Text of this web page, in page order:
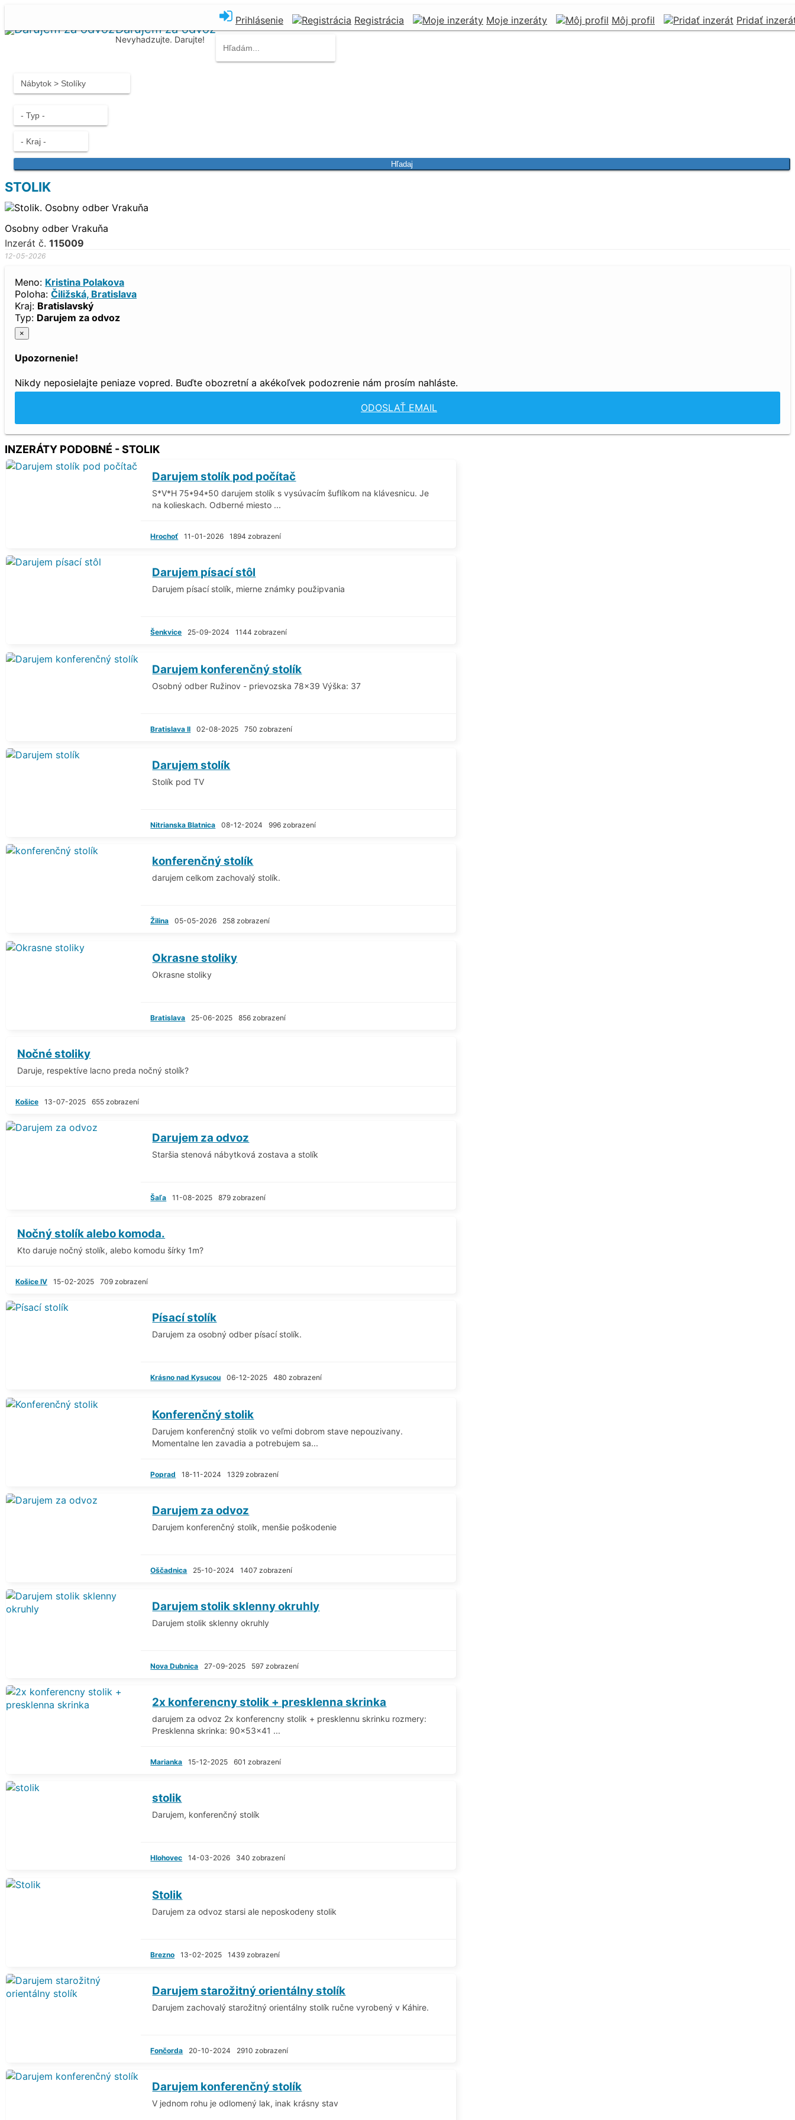
Prihlásenie Registrácia Moje inzeráty Môj profil Pridať
Darujem za odvoz
Nevyhadzujte. Darujte!
Hľadaj
STOLIK
Osobny odber Vrakuňa
Inzerát č. 115009
12-05-2026
Meno: Kristina Polakova
Poloha: Čiližská, Bratislava
Kraj: Bratislavský
Typ: Darujem za odvoz
×
Upozornenie!
Nikdy neposielajte peniaze vopred. Buďte obozretní a akékoľvek podozrenie nám prosím nahláste.
ODOSLAŤ EMAIL
INZERÁTY PODOBNÉ - STOLIK
Darujem stolík pod počítač
S*V*H 75*94*50 darujem stolík s vysúvacím šuflíkom na klávesnicu. Je
na kolieskach. Odberné miesto ...
Hrochoť 11-01-2026 1894 zobrazení
Darujem písací stôl
Darujem písací stolík, mierne známky použipvania
Šenkvice 25-09-2024 1144 zobrazení
Darujem konferenčný stolík
Osobný odber Ružinov - prievozska 78x39 Výška: 37
Bratislava II 02-08-2025 750 zobrazení
Darujem stolík
Stolík pod TV
Nitrianska Blatnica 08-12-2024 996 zobrazení
konferenčný stolík
darujem celkom zachovalý stolík.
Žilina 05-05-2026 258 zobrazení
Okrasne stoliky
Okrasne stoliky
Bratislava 25-06-2025 856 zobrazení
Nočné stoliky
Daruje, respektíve lacno preda nočný stolík?
Košice 13-07-2025 655 zobrazení
Darujem za odvoz
Staršia stenová nábytková zostava a stolík
Šaľa 11-08-2025 879 zobrazení
Nočný stolík alebo komoda.
Kto daruje nočný stolík, alebo komodu šírky 1m?
Košice IV 15-02-2025 709 zobrazení
Písací stolík
Darujem za osobný odber písací stolík.
Krásno nad Kysucou 06-12-2025 480 zobrazení
Konferenčný stolik
Darujem konferenčný stolik vo veľmi dobrom stave nepouzivany.
Momentalne len zavadia a potrebujem sa...
Poprad 18-11-2024 1329 zobrazení
Darujem za odvoz
Darujem konferenčný stolík, menšie poškodenie
Oščadnica 25-10-2024 1407 zobrazení
Darujem stolik sklenny okruhly
Darujem stolik sklenny okruhly
Nova Dubnica 27-09-2025 597 zobrazení
2x konferencny stolik + presklenna skrinka
darujem za odvoz 2x konferencny stolik + presklennu skrinku rozmery:
Presklenna skrinka: 90x53x41 ...
Marianka 15-12-2025 601 zobrazení
stolik
Darujem, konferenčný stolík
Hlohovec 14-03-2026 340 zobrazení
Stolik
Darujem za odvoz starsi ale neposkodeny stolik
Brezno 13-02-2025 1439 zobrazení
Darujem starožitný orientálny stolík
Darujem zachovalý starožitný orientálny stolík ručne vyrobený v Káhire.
Fončorda 20-10-2024 2910 zobrazení
Darujem konferenčný stolík
V jednom rohu je odlomený lak, inak krásny stav